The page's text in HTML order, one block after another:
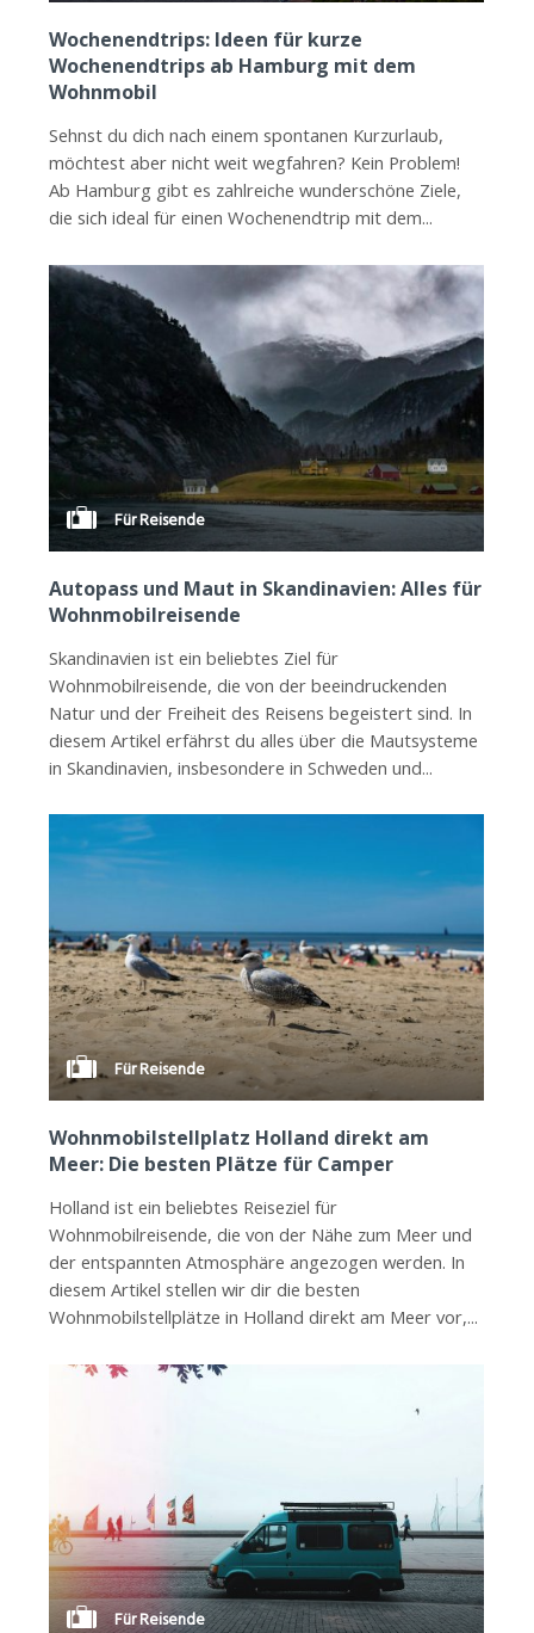
Wochenendtrips: Ideen für kurze
Wochenendtrips ab Hamburg mit dem
Wohnmobil
Sehnst du dich nach einem spontanen Kurzurlaub,
möchtest aber nicht weit wegfahren? Kein Problem!
Ab Hamburg gibt es zahlreiche wunderschöne Ziele,
die sich ideal für einen Wochenendtrip mit dem...
Für Reisende
Autopass und Maut in Skandinavien: Alles für
Wohnmobilreisende
Skandinavien ist ein beliebtes Ziel für
Wohnmobilreisende, die von der beeindruckenden
Natur und der Freiheit des Reisens begeistert sind. In
diesem Artikel erfährst du alles über die Mautsysteme
in Skandinavien, insbesondere in Schweden und...
Für Reisende
Wohnmobilstellplatz Holland direkt am
Meer: Die besten Plätze für Camper
Holland ist ein beliebtes Reiseziel für
Wohnmobilreisende, die von der Nähe zum Meer und
der entspannten Atmosphäre angezogen werden. In
diesem Artikel stellen wir dir die besten
Wohnmobilstellplätze in Holland direkt am Meer vor,...
Für Reisende